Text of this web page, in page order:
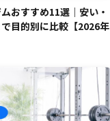
おすすめ11選｜安い・
目的別に比較【2026年